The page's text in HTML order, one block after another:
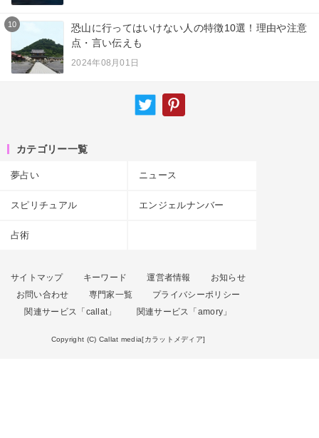
10
恐山に行ってはいけない人の特徴10選！理由や注意
点・言い伝えも
2024年08月01日
カテゴリー一覧
夢占い ニュース
スピリチュアル エンジェルナンバー
占術
サイトマップ キーワード 運営者情報
お知らせ
お問い合わせ
専門家一覧
プライバシーポリシー
関連サービス「callat」
関連サービス「amory」
Copyright (C) Callat media[カラットメディア]